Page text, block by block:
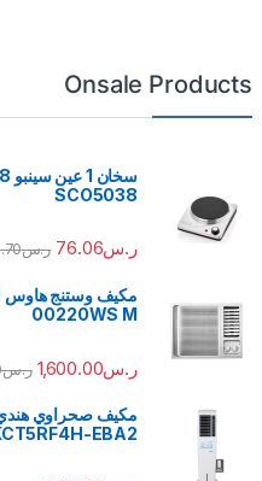
Onsale Products
SCO5038
ر.س76.06 ر.س
00220WS M
ر.س1,600.00 ر.س
EBA2